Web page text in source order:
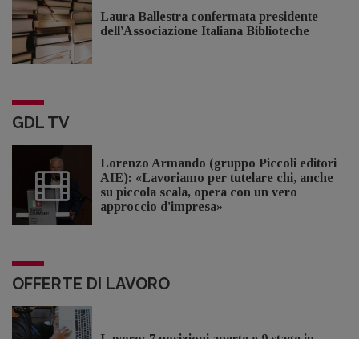
Laura Ballestra confermata presidente
dell’Associazione Italiana Biblioteche
GDL TV
Lorenzo Armando (gruppo Piccoli editori
AIE): «Lavoriamo per tutelare chi, anche
su piccola scala, opera con un vero
approccio d'impresa»
OFFERTE DI LAVORO